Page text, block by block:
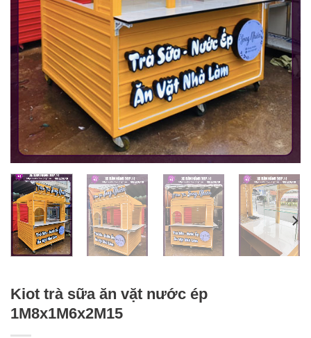
Kiot trà sữa ăn vặt nước ép
1M8x1M6x2M15